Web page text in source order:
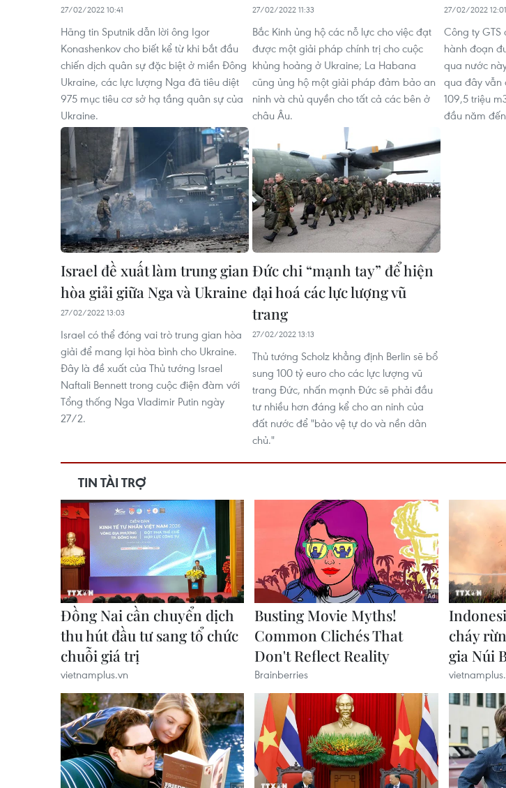
27/02/2022 10:41
Hãng tin Sputnik dẫn lời ông Igor
Konashenkov cho biết kể từ khi bắt đầu
chiến dịch quân sự đặc biệt ở miền Đông
Ukraine, các lực lượng Nga đã tiêu diệt
975 mục tiêu cơ sở hạ tầng quân sự của
Ukraine.
27/02/2022 11:33
Bắc Kinh ủng hộ các nỗ lực cho việc đạt
được một giải pháp chính trị cho cuộc
khủng hoảng ở Ukraine; La Habana
cũng ủng hộ một giải pháp đảm bảo an
ninh và chủ quyền cho tất cả các bên ở
châu Âu.
27/02/2022 12:01
Công ty GTS
hành đoạn
qua nước
qua đây vẫn
109,5 triệu
đầu năm
Israel đề xuất làm trung gian
hòa giải giữa Nga và Ukraine
27/02/2022 13:03
Israel có thể đóng vai trò trung gian hòa
giải để mang lại hòa bình cho Ukraine.
Đây là đề xuất của Thủ tướng Israel
Naftali Bennett trong cuộc điện đàm với
Tổng thống Nga Vladimir Putin ngày
27/2.
Đức chi “mạnh tay” để hiện
đại hoá các lực lượng vũ
trang
27/02/2022 13:13
Thủ tướng Scholz khẳng định Berlin sẽ bổ
sung 100 tỷ euro cho các lực lượng vũ
trang Đức, nhấn mạnh Đức sẽ phải đầu
tư nhiều hơn đáng kể cho an ninh của
đất nước để "bảo vệ tự do và nền dân
chủ."